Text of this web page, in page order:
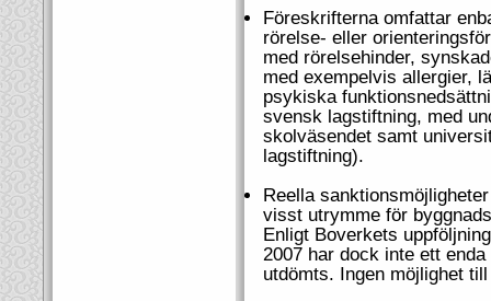
Föreskrifterna omfattar
rörelse- eller
med rörelsehinder,
med exempelvis allergier,
psykiska
svensk lagstiftning, med
skolväsendet samt
lagstiftning).
Reella
visst utrymme för
Enligt Boverkets
2007 har dock inte ett
utdömts. Ingen möjlighet